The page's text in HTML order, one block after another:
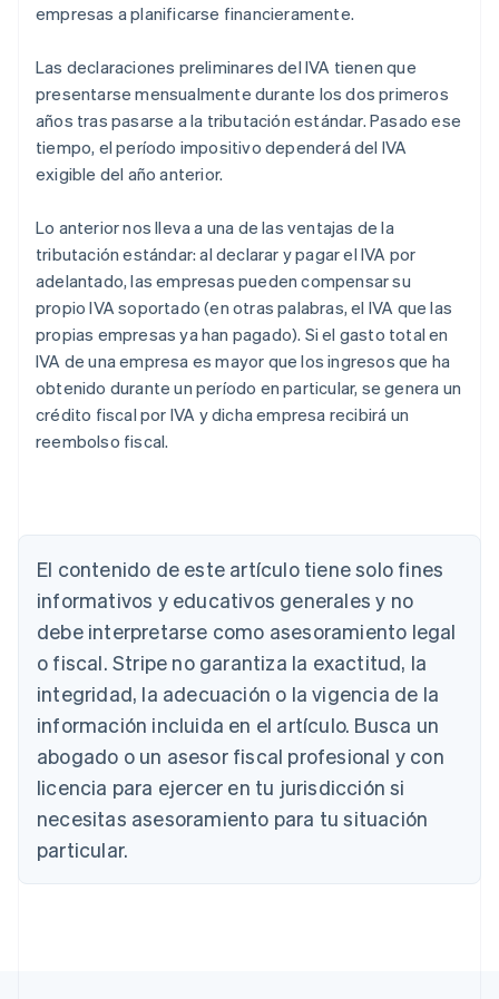
empresas a planificarse financieramente.
Las declaraciones preliminares del IVA tienen que
presentarse mensualmente durante los dos primeros
años tras pasarse a la tributación estándar. Pasado ese
tiempo, el período impositivo dependerá del IVA
exigible del año anterior.
Lo anterior nos lleva a una de las ventajas de la
tributación estándar: al declarar y pagar el IVA por
adelantado, las empresas pueden compensar su
propio IVA soportado (en otras palabras, el IVA que las
propias empresas ya han pagado). Si el gasto total en
IVA de una empresa es mayor que los ingresos que ha
obtenido durante un período en particular, se genera un
crédito fiscal por IVA y dicha empresa recibirá un
reembolso fiscal.
El contenido de este artículo tiene solo fines
informativos y educativos generales y no
debe interpretarse como asesoramiento legal
o fiscal. Stripe no garantiza la exactitud, la
integridad, la adecuación o la vigencia de la
información incluida en el artículo. Busca un
abogado o un asesor fiscal profesional y con
licencia para ejercer en tu jurisdicción si
necesitas asesoramiento para tu situación
particular.
Australia
English
Austria
DeutschEnglish
Bélgica
Brasil
PortuguêsEnglish
Bulgaria
English
Canadá
EnglishFrançais
China continental
简体中文 English
Chipre